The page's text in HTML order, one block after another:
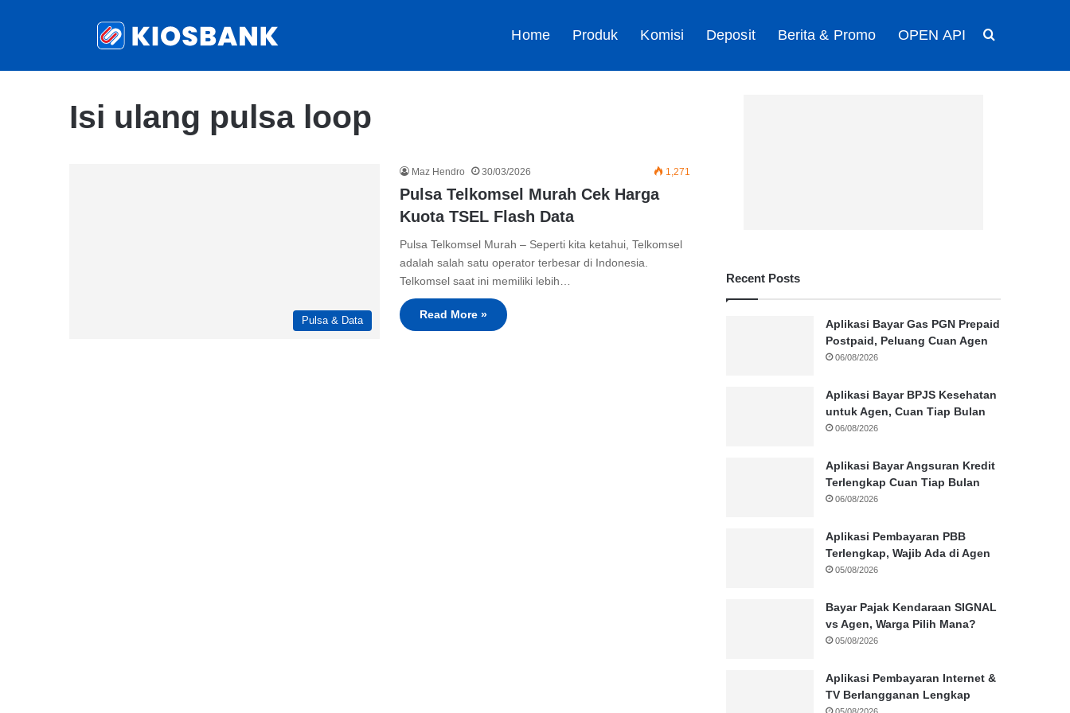
Home Produk Komisi Deposit Berita & Promo OPEN API
Isi ulang pulsa loop
Pulsa & Data
Maz Hendro 30/03/2026 1,271
Pulsa Telkomsel Murah Cek Harga
Kuota TSEL Flash Data
Pulsa Telkomsel Murah – Seperti kita ketahui, Telkomsel
adalah salah satu operator terbesar di Indonesia.
Telkomsel saat ini memiliki lebih…
Read More »
Recent Posts
Aplikasi Bayar Gas PGN Prepaid
Postpaid, Peluang Cuan Agen
06/08/2026
Aplikasi Bayar BPJS Kesehatan
untuk Agen, Cuan Tiap Bulan
06/08/2026
Aplikasi Bayar Angsuran Kredit
Terlengkap Cuan Tiap Bulan
06/08/2026
Aplikasi Pembayaran PBB
Terlengkap, Wajib Ada di Agen
05/08/2026
Bayar Pajak Kendaraan SIGNAL
vs Agen, Warga Pilih Mana?
05/08/2026
Aplikasi Pembayaran Internet &
TV Berlangganan Lengkap